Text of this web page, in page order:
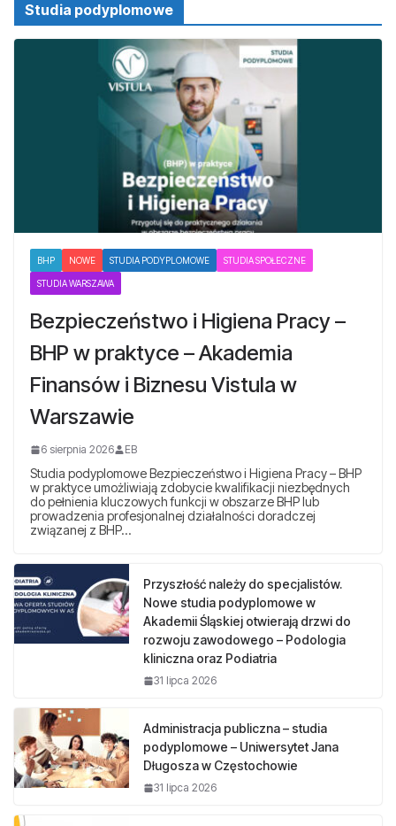
Studia podyplomowe
BHP NOWE STUDIA PODYPLOMOWE STUDIA SPOŁECZNE
STUDIA WARSZAWA
Bezpieczeństwo i Higiena Pracy –
BHP w praktyce – Akademia
Finansów i Biznesu Vistula w
Warszawie
6 sierpnia 2026 EB
Studia podyplomowe Bezpieczeństwo i Higiena Pracy – BHP
w praktyce umożliwiają zdobycie kwalifikacji niezbędnych
do pełnienia kluczowych funkcji w obszarze BHP lub
prowadzenia profesjonalnej działalności doradczej
związanej z BHP…
Przyszłość należy do specjalistów.
Nowe studia podyplomowe w
Akademii Śląskiej otwierają drzwi do
rozwoju zawodowego – Podologia
kliniczna oraz Podiatria
31 lipca 2026
Administracja publiczna – studia
podyplomowe – Uniwersytet Jana
Długosza w Częstochowie
31 lipca 2026